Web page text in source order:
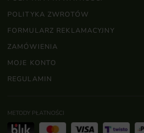
POLITYKA ZWROTÓW
FORMULARZ REKLAMACYJNY
ZAMÓWIENIA
MOJE KONTO
REGULAMIN
METODY PŁATNOŚCI